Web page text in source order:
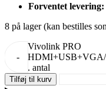
Forventet levering:
8 på lager (kan bestilles
-
Vivolink PRO
. antal
Tilføj til kurv